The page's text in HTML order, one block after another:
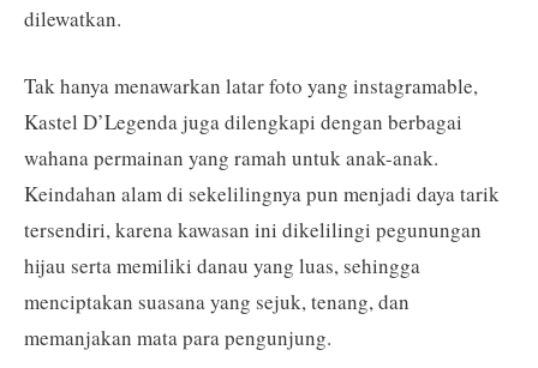
dilewatkan.
Tak hanya menawarkan latar foto yang instagramable,
Kastel D’Legenda juga dilengkapi dengan berbagai
wahana permainan yang ramah untuk anak-anak.
Keindahan alam di sekelilingnya pun menjadi daya tarik
tersendiri, karena kawasan ini dikelilingi pegunungan
hijau serta memiliki danau yang luas, sehingga
menciptakan suasana yang sejuk, tenang, dan
memanjakan mata para pengunjung.